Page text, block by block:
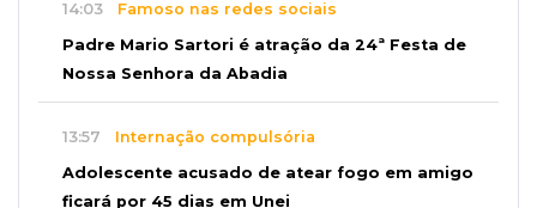
14:03 Famoso nas redes sociais
Padre Mario Sartori é atração da 24ª Festa de
Nossa Senhora da Abadia
13:57 Internação compulsória
Adolescente acusado de atear fogo em amigo
ficará por 45 dias em Unei